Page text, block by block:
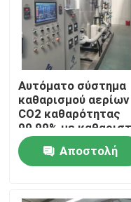
Σπίτι
Προϊόντα
Σχετικά με εμάς
Αυτόματο σύστημα
καθαρισμού αερίων
CO2 καθαρότητας
99,99% με
αερίων
Αποστολή